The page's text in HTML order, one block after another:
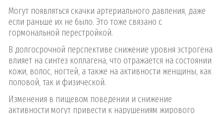
Могут появляться скачки артериального давления, даже
если раньше их не было. Это тоже связано с
гормональной перестройкой.
В долгосрочной перспективе снижение уровня эстрогена
влияет на синтез коллагена, что отражается на состоянии
кожи, волос, ногтей, а также на активности женщины, как
половой, так и физической.
Изменения в пищевом поведении и снижение
активности могут привести к нарушениям жирового